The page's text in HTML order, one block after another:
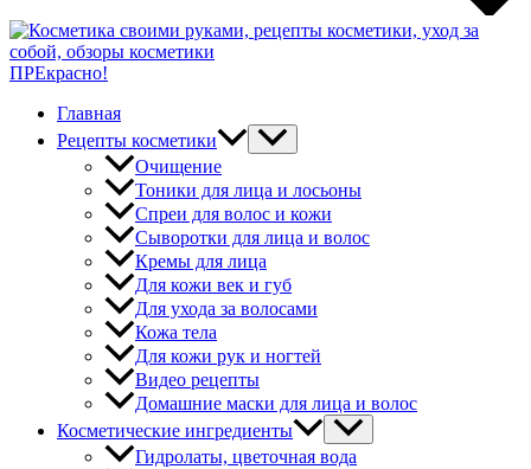
ПРЕкрасно!
Главная
Рецепты косметики
Очищение
Тоники для лица и лосьоны
Спреи для волос и кожи
Сыворотки для лица и волос
Кремы для лица
Для кожи век и губ
Для ухода за волосами
Кожа тела
Для кожи рук и ногтей
Видео рецепты
Домашние маски для лица и волос
Косметические ингредиенты
Гидролаты, цветочная вода